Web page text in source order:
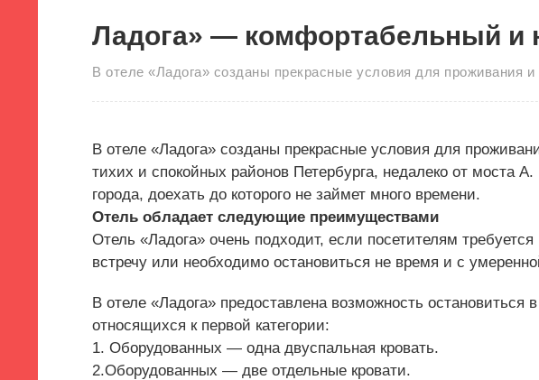
Ладога» — комфортабельный и
В отеле «Ладога» созданы прекрасные условия для проживания
В отеле «Ладога» созданы прекрасные условия для
тихих и спокойных районов Петербурга, недалеко от моста А.
города, доехать до которого не займет много времени.
Отель обладает следующие преимуществами
Отель «Ладога» очень подходит, если посетителям
встречу или необходимо остановиться не время и с
В отеле «Ладога» предоставлена возможность
относящихся к первой категории:
1. Оборудованных — одна двуспальная кровать.
2.Оборудованных — две отдельные кровати.